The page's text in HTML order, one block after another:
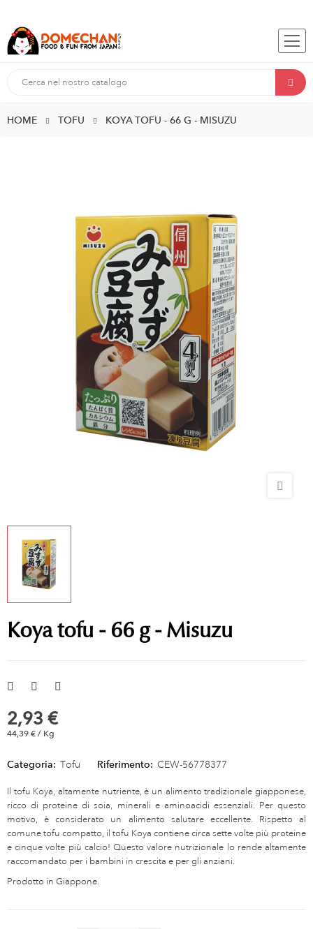
HOME TOFU KOYA TOFU - 66 G - MISUZU
Koya tofu - 66 g - Misuzu
2,93 €
44,39 € / Kg
Categoria: Tofu Riferimento: CEW-56778377
Il tofu Koya, altamente nutriente, è un alimento tradizionale giapponese,
ricco di proteine ​​di soia, minerali e aminoacidi essenziali. Per questo
motivo, è considerato un alimento salutare eccellente. Rispetto al
comune tofu compatto, il tofu Koya contiene circa sette volte più proteine
​​e cinque volte più calcio! Questo valore nutrizionale lo rende altamente
raccomandato per i bambini in crescita e per gli anziani.
Prodotto in Giappone.